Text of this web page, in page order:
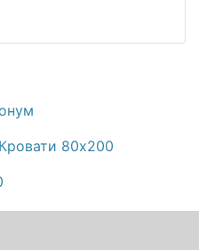
Кровати 80х200